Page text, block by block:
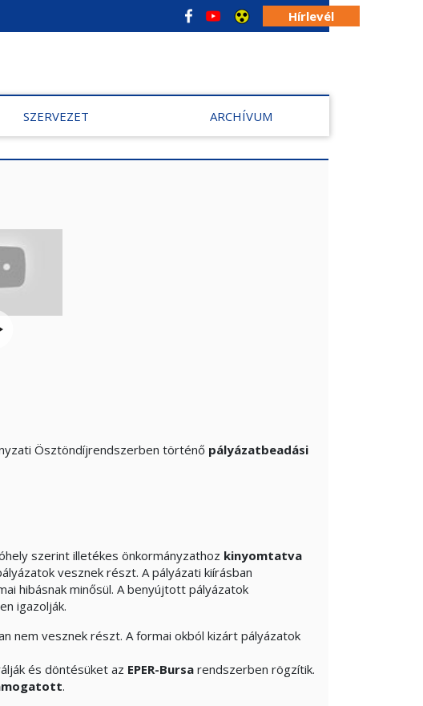
Hírlevél
SZERVEZET ARCHÍVUM
Ösztöndíjrendszerben történő pályázatbeadási
szerint illetékes önkormányzathoz kinyomtatva
vesznek részt. A pályázati kiírásban
hibásnak minősül. A benyújtott pályázatok
igazolják.
nem vesznek részt. A formai okból kizárt pályázatok
és döntésüket az EPER-Bursa rendszerben rögzítik.
.